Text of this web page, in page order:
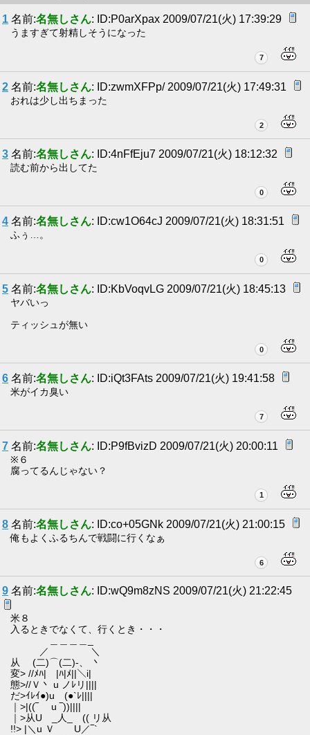
1 名前:名無しさん: ID:P0arXpax 2009/07/21(火) 17:39:29
うますぎて射精しそうになった
7
2 名前:名無しさん: ID:zwmXFPp/ 2009/07/21(火) 17:49:31
おれは少し出ちまった
2
3 名前:名無しさん: ID:4nFfEju7 2009/07/21(火) 18:12:32
読む前から出してた
0
4 名前:名無しさん: ID:cw1O64cJ 2009/07/21(火) 18:31:51
ふぅ…。
0
5 名前:名無しさん: ID:KbVoqvLG 2009/07/21(火) 18:45:13
ヤバいっ
ティッシュが無い
0
6 名前:名無しさん: ID:iQt3FAts 2009/07/21(火) 19:41:58
米がイカ臭い
7
7 名前:名無しさん: ID:P9fBvizD 2009/07/21(火) 20:00:11
※６
腐ってるんじゃない？
1
8 名前:名無しさん: ID:co+05GNk 2009/07/21(火) 21:00:15
俺もよくふるちんで戦闘に行くなぁ
6
9 名前:名無しさん: ID:wQ9m8zNS 2009/07/21(火) 21:22:45
米８
入るときでなくて、行くとき・・・
／ ＼
从 (二)⌒(二)-、 丶
変> //ﾒﾊ| |ﾊ|ﾒ||＼i|
態>//Ｖ丶 u ノﾚリ||||
だ>ｲﾚｲ●)u (●`ﾚ||||
｜>|((‾ u ‾))||||
｜>从U _人_ (( リ从
!!> |＼u Ｖ U／‾`